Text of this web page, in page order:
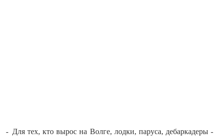
- Для тех, кто вырос на Волге, лодки, паруса, дебаркадеры -